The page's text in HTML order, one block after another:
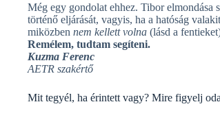
Még egy gondolat ehhez. Tibor elmondása
történő eljárását, vagyis, ha a hatóság
miközben nem kellett volna (lásd a
Remélem, tudtam segíteni.
Kuzma Ferenc
AETR szakértő
Mit tegyél, ha érintett vagy? Mire figyelj